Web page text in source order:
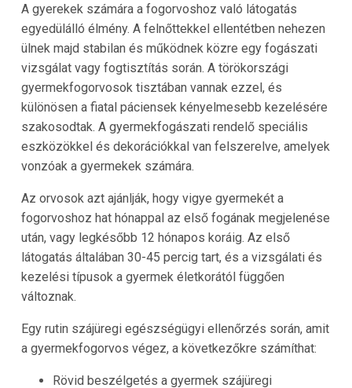
A gyerekek számára a fogorvoshoz való látogatás
egyedülálló élmény. A felnőttekkel ellentétben nehezen
ülnek majd stabilan és működnek közre egy fogászati
vizsgálat vagy fogtisztítás során. A törökországi
gyermekfogorvosok tisztában vannak ezzel, és
különösen a fiatal páciensek kényelmesebb kezelésére
szakosodtak. A gyermekfogászati rendelő speciális
eszközökkel és dekorációkkal van felszerelve, amelyek
vonzóak a gyermekek számára.
Az orvosok azt ajánlják, hogy vigye gyermekét a
fogorvoshoz hat hónappal az első fogának megjelenése
után, vagy legkésőbb 12 hónapos koráig. Az első
látogatás általában 30-45 percig tart, és a vizsgálati és
kezelési típusok a gyermek életkorától függően
változnak.
Egy rutin szájüregi egészségügyi ellenőrzés során, amit
a gyermekfogorvos végez, a következőkre számíthat:
Rövid beszélgetés a gyermek szájüregi